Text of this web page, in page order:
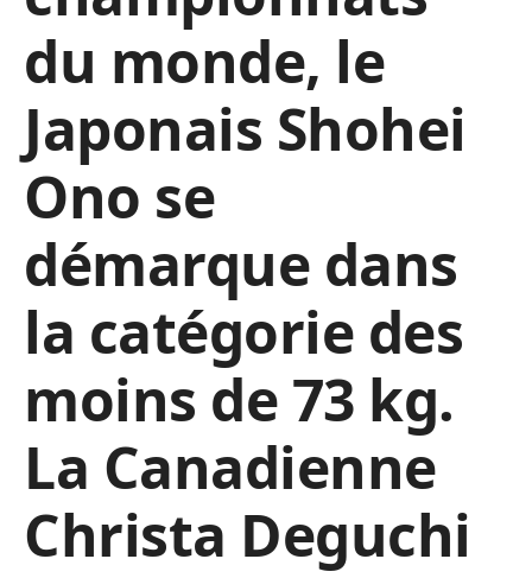
du monde, le
Japonais Shohei
Ono se
démarque dans
la catégorie des
moins de 73 kg.
La Canadienne
Christa Deguchi